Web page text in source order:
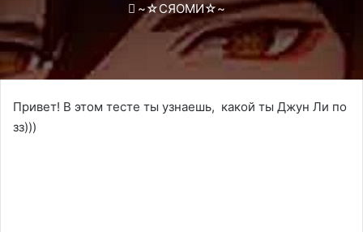
~☆СЯОМИ☆~
Привет! В этом тесте ты узнаешь, какой ты Джун Ли по
зз)))